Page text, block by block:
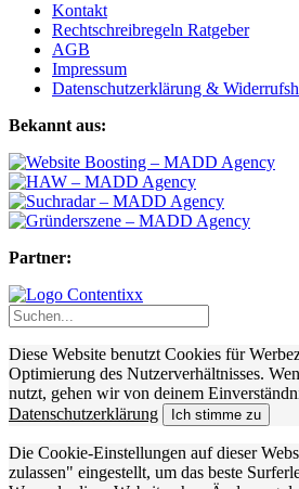
Kontakt
Rechtschreibregeln Ratgeber
AGB
Impressum
Datenschutzerklärung &
Bekannt aus:
Partner:
Diese Website benutzt Cookies für
Optimierung des Nutzerverhältnisses.
nutzt, gehen wir von deinem
Datenschutzerklärung
Ich stimme zu
Die Cookie-Einstellungen auf dieser
zulassen" eingestellt, um das beste